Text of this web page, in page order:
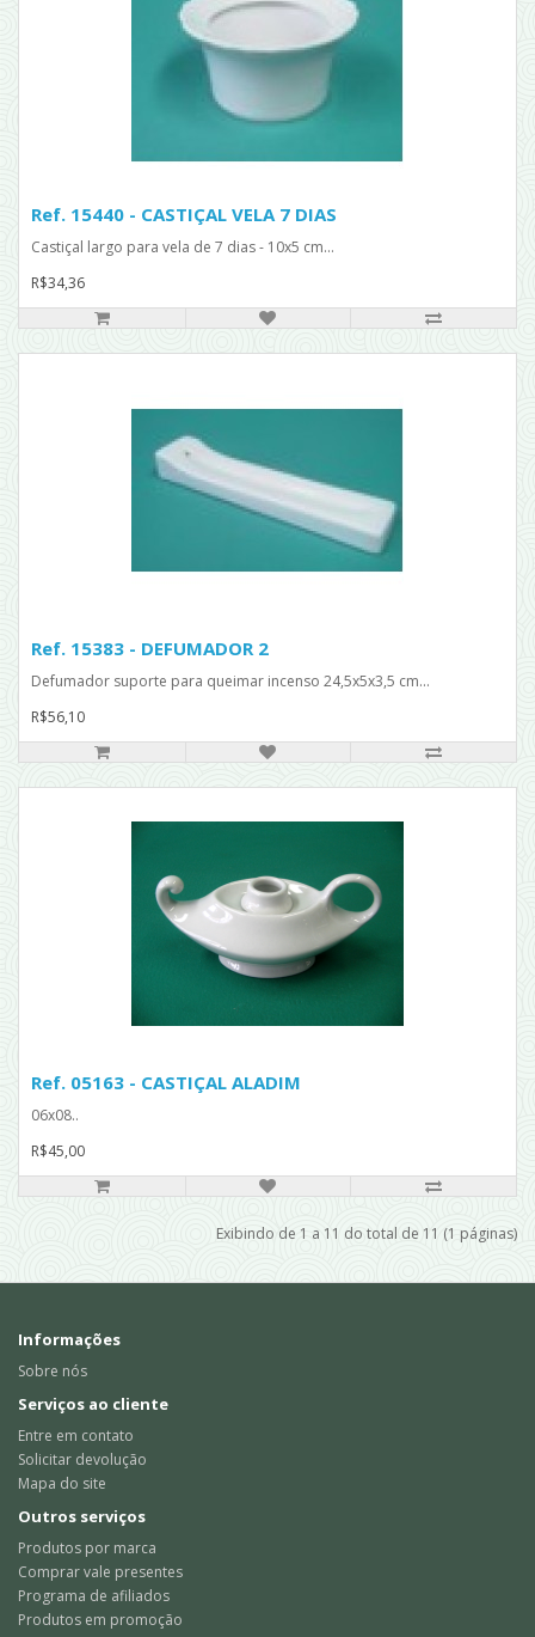
Ref. 15440 - CASTIÇAL VELA 7 DIAS
Castiçal largo para vela de 7 dias - 10x5 cm...
R$34,36
Ref. 15383 - DEFUMADOR 2
Defumador suporte para queimar incenso 24,5x5x3,5 cm...
R$56,10
Ref. 05163 - CASTIÇAL ALADIM
06x08..
R$45,00
Exibindo de 1 a 11 do total de 11 (1 páginas)
Informações
Sobre nós
Serviços ao cliente
Entre em contato
Solicitar devolução
Mapa do site
Outros serviços
Produtos por marca
Comprar vale presentes
Programa de afiliados
Produtos em promoção